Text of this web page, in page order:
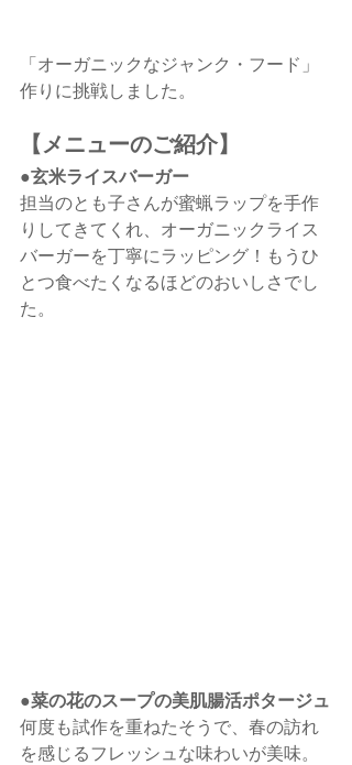
「オーガニックなジャンク・フード」
作りに挑戦しました。
【メニューのご紹介】
●玄米ライスバーガー
担当のとも子さんが蜜蝋ラップを手作
りしてきてくれ、オーガニックライス
バーガーを丁寧にラッピング！もうひ
とつ食べたくなるほどのおいしさでし
た。
●菜の花のスープの美肌腸活ポタージュ
何度も試作を重ねたそうで、春の訪れ
を感じるフレッシュな味わいが美味。